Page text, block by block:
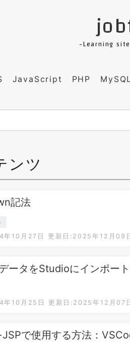
-Learning
JavaScript PHP MySQL
ンツ
記法
年10月27日 更新日:2025年12月09
ータをStudioにインポー
年10月25日 更新日:2025年12月07
で使用する方法：